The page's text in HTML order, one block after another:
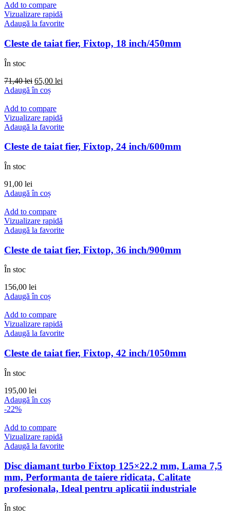
Add to compare
Vizualizare rapidă
Adaugă la favorite
Cleste de taiat fier, Fixtop, 18 inch/450mm
În stoc
71,40lei Prețul
inițial
fost:
71,40 lei.
65,00 lei
Adaugă în coș
Add to compare
Vizualizare rapidă
Adaugă la favorite
Cleste de taiat fier, Fixtop, 24 inch/600mm
În stoc
91,00 lei
Adaugă în coș
Add to compare
Vizualizare rapidă
Adaugă la favorite
Cleste de taiat fier, Fixtop, 36 inch/900mm
În stoc
156,00 lei
Adaugă în coș
Add to compare
Vizualizare rapidă
Adaugă la favorite
Cleste de taiat fier, Fixtop, 42 inch/1050mm
În stoc
195,00 lei
Adaugă în coș
-22%
Add to compare
Vizualizare rapidă
Adaugă la favorite
Disc diamant turbo Fixtop 125×22.2 mm, Lama 7,5
mm, Performanta de taiere ridicata, Calitate
profesionala, Ideal pentru aplicatii industriale
În stoc